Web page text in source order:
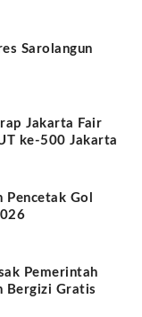
Sarolangun
Jakarta Fair
ke-500 Jakarta
Pencetak Gol
Pemerintah
Bergizi Gratis